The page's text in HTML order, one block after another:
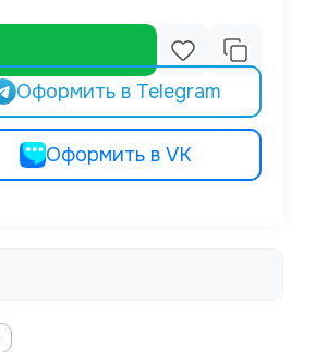
Оформить в Telegram
Оформить в VK